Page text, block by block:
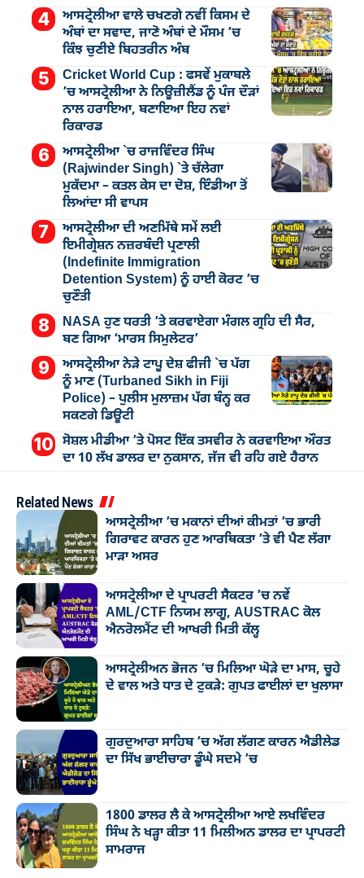
ਆਸਟ੍ਰੇਲੀਆ ਵਾਲੇ ਚਖਣਗੇ ਨਵੀਂ ਕਿਸਮ ਦੇ
ਅੰਬਾਂ ਦਾ ਸਵਾਦ, ਜਾਣੋ ਅੰਬਾਂ ਦੇ ਮੌਸਮ ’ਚ
ਕਿੰਝ ਚੁਣੀਏ ਬਿਹਤਰੀਨ ਅੰਬ
Cricket World Cup : ਫਸਵੇਂ ਮੁਕਾਬਲੇ
’ਚ ਆਸਟ੍ਰੇਲੀਆ ਨੇ ਨਿਊਜ਼ੀਲੈਂਡ ਨੂੰ ਪੰਜ ਦੌੜਾਂ
ਨਾਲ ਹਰਾਇਆ, ਬਣਾਇਆ ਇਹ ਨਵਾਂ
ਰਿਕਾਰਡ
ਆਸਟ੍ਰੇਲੀਆ `ਚ ਰਾਜਵਿੰਦਰ ਸਿੰਘ
(Rajwinder Singh) `ਤੇ ਚੱਲੇਗਾ
ਮੁੁਕੱਦਮਾ – ਕਤਲ ਕੇਸ ਦਾ ਦੋਸ਼, ਇੰਡੀਆ ਤੋਂ
ਲਿਆਂਦਾ ਸੀ ਵਾਪਸ
ਆਸਟ੍ਰੇਲੀਆ ਦੀ ਅਣਮਿੱਥੇ ਸਮੇਂ ਲਈ
ਇਮੀਗ੍ਰੇਸ਼ਨ ਨਜ਼ਰਬੰਦੀ ਪ੍ਰਣਾਲੀ
(Indefinite Immigration
Detention System) ਨੂੰ ਹਾਈ ਕੋਰਟ ’ਚ
ਚੁਣੌਤੀ
NASA ਹੁਣ ਧਰਤੀ ’ਤੇ ਕਰਵਾਏਗਾ ਮੰਗਲ ਗ੍ਰਹਿ ਦੀ ਸੈਰ,
ਬਣ ਗਿਆ ‘ਮਾਰਸ ਸਿਮੁਲੇਟਰ’
ਆਸਟ੍ਰੇਲੀਆ ਨੇੜੇ ਟਾਪੂ ਦੇਸ਼ ਫੀਜੀ `ਚ ਪੱਗ
ਨੂੰ ਮਾਣ (Turbaned Sikh in Fiji
Police) – ਪੁਲੀਸ ਮੁਲਾਜ਼ਮ ਪੱਗ ਬੰਨ੍ਹ ਕਰ
ਸਕਣਗੇ ਡਿਊਟੀ
ਸੋਸ਼ਲ ਮੀਡੀਆ ’ਤੇ ਪੋਸਟ ਇੱਕ ਤਸਵੀਰ ਨੇ ਕਰਵਾਇਆ ਔਰਤ
ਦਾ 10 ਲੱਖ ਡਾਲਰ ਦਾ ਨੁਕਸਾਨ, ਜੱਜ ਵੀ ਰਹਿ ਗਏ ਹੈਰਾਨ
Related News
ਆਸਟ੍ਰੇਲੀਆ ’ਚ ਮਕਾਨਾਂ ਦੀਆਂ ਕੀਮਤਾਂ ’ਚ ਭਾਰੀ
ਗਿਰਾਵਟ ਕਾਰਨ ਹੁਣ ਆਰਥਿਕਤਾ ’ਤੇ ਵੀ ਪੈਣ ਲੱਗਾ
ਮਾੜਾ ਅਸਰ
ਆਸਟ੍ਰੇਲੀਆ ਦੇ ਪ੍ਰਾਪਰਟੀ ਸੈਕਟਰ ’ਚ ਨਵੇਂ
AML/CTF ਨਿਯਮ ਲਾਗੂ, AUSTRAC ਕੋਲ
ਐਨਰੋਲਮੈਂਟ ਦੀ ਆਖਰੀ ਮਿਤੀ ਕੱਲ੍ਹ
ਆਸਟ੍ਰੇਲੀਅਨ ਭੋਜਨ ’ਚ ਮਿਲਿਆ ਘੋੜੇ ਦਾ ਮਾਸ, ਚੂਹੇ
ਦੇ ਵਾਲ ਅਤੇ ਧਾਤ ਦੇ ਟੁਕੜੇ: ਗੁਪਤ ਫਾਈਲਾਂ ਦਾ ਖੁਲਾਸਾ
ਗੁਰਦੁਆਰਾ ਸਾਹਿਬ ’ਚ ਅੱਗ ਲੱਗਣ ਕਾਰਨ ਐਡੀਲੇਡ
ਦਾ ਸਿੱਖ ਭਾਈਚਾਰਾ ਡੂੰਘੇ ਸਦਮੇ ’ਚ
1800 ਡਾਲਰ ਲੈ ਕੇ ਆਸਟ੍ਰੇਲੀਆ ਆਏ ਲਖਵਿੰਦਰ
ਸਿੰਘ ਨੇ ਖੜ੍ਹਾ ਕੀਤਾ 11 ਮਿਲੀਅਨ ਡਾਲਰ ਦਾ ਪ੍ਰਾਪਰਟੀ
ਸਾਮਰਾਜ